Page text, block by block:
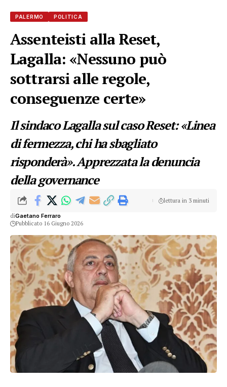
PALERMO POLITICA
Assenteisti alla Reset,
Lagalla: «Nessuno può
sottrarsi alle regole,
conseguenze certe»
Il sindaco Lagalla sul caso Reset: «Linea
di fermezza, chi ha sbagliato
risponderà». Apprezzata la denuncia
della governance
diGaetano Ferraro
Pubblicato 16 Giugno 2026
lettura in 3 minuti